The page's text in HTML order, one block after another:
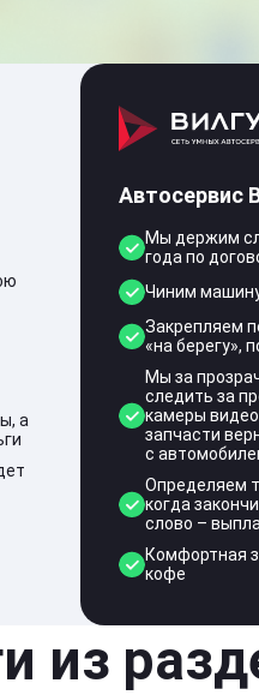
а
Автосервис
Мы держим
года по
Чиним
Закрепляем
«на берегу»,
Мы за
следить за
камеры
запчасти
с
Определяем
когда
слово –
Комфортная
кофе
из